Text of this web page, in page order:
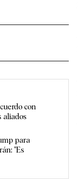
con
aliados
para
"Es